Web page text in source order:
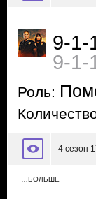
9-1-
9-1-
Роль:
4 сезон
…БОЛЬШЕ